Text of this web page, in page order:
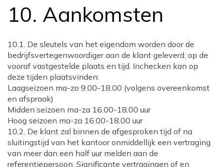
10. Aankomsten
10.1. De sleutels van het eigendom worden door de
bedrijfsvertegenwoordiger aan de klant geleverd, op de
vooraf vastgestelde plaats en tijd. Inchecken kan op
deze tijden plaatsvinden:
Laagseizoen ma-zo 9.00-18.00 (volgens overeenkomst
en afspraak)
Midden seizoen ma-za 16.00-18.00 uur
Hoog seizoen ma-za 16.00-18.00 uur
10.2. De klant zal binnen de afgesproken tijd of na
sluitingstijd van het kantoor onmiddellijk een vertraging
van meer dan een half uur melden aan de
referentiepersoon. Significante vertragingen of en